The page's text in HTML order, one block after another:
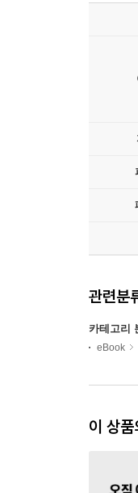
관련분
카테고리
eBook
이 상